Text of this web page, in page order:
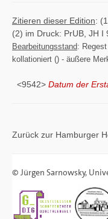
Zitieren dieser Edition:
(2) im Druck: PrUB, JH I
Bearbeitungsstand:
kollationiert () - äußere
<9542> Datum der
Zurück zur Hamburger
© Jürgen Sarnowsky,